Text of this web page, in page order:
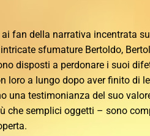
fan della narrativa incentrata
sfumature Bertoldo,
disposti a perdonare i suoi
loro a lungo dopo aver finito di
una testimonianza del suo
che semplici oggetti – sono